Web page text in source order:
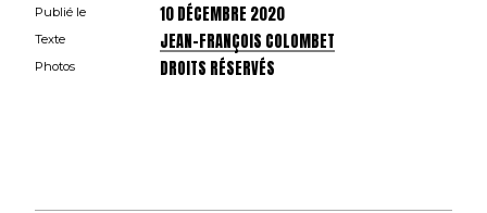
Publié le 10 DÉCEMBRE 2020
Texte JEAN-FRANÇOIS COLOMBET
Photos DROITS RÉSERVÉS